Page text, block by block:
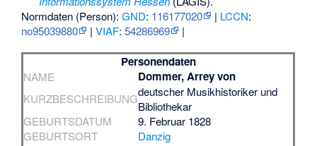
Normdaten (Person):GND: 116177020 | LCCN:
no95039880
|VIAF:54286969 |
Personendaten
NAME Dommer, Arrey von
KURZBESCHREIBUNGdeutscher Musikhistoriker und
Bibliothekar
GEBURTSDATUM
9. Februar 1828
GEBURTSORT
Danzig